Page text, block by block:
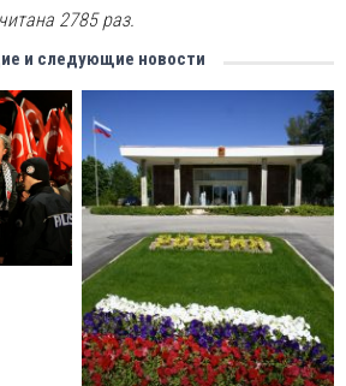
2785 раз.
и следующие новости